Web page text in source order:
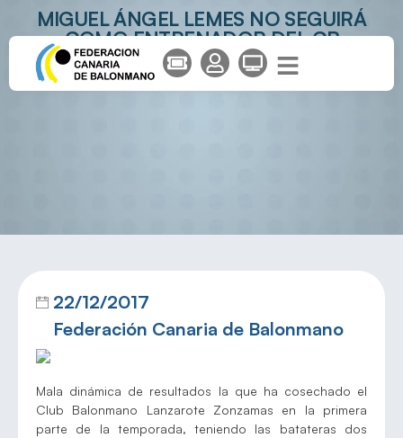
MIGUEL ÁNGEL LEMES NO SEGUIRÁ
COMO ENTRENADOR DEL CB
ZONZAMAS
22/12/2017
Federación Canaria de Balonmano
Mala dinámica de resultados la que ha cosechado el
Club Balonmano Lanzarote Zonzamas en la primera
parte de la temporada, teniendo las batateras dos